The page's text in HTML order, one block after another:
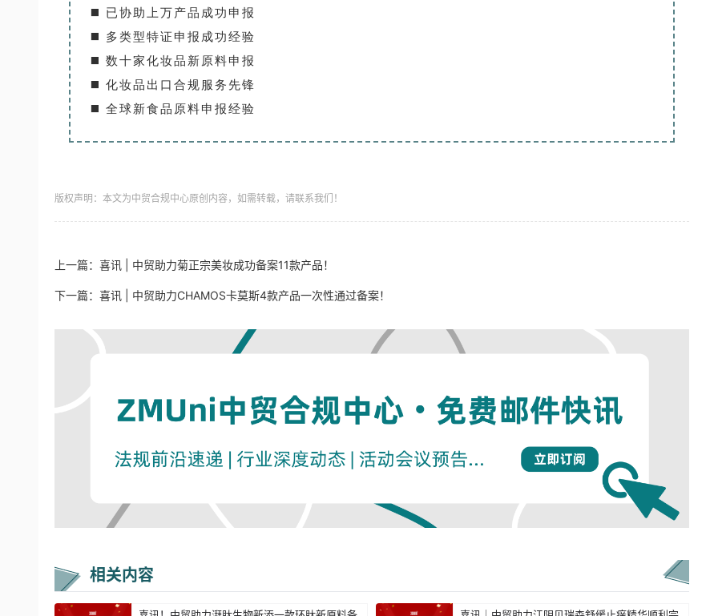
◼️ 已协助上万产品成功申报
◼️ 多类型特证申报成功经验
◼️ 数十家化妆品新原料申报
◼️ 化妆品出口合规服务先锋
◼️ 全球新食品原料申报经验
版权声明：本文为中贸合规中心原创内容，如需转载，请联系我们！
上一篇： 喜讯 | 中贸助力菊正宗美妆成功备案11款产品！
下一篇： 喜讯 | 中贸助力CHAMOS卡莫斯4款产品一次性通过备案！
相关内容